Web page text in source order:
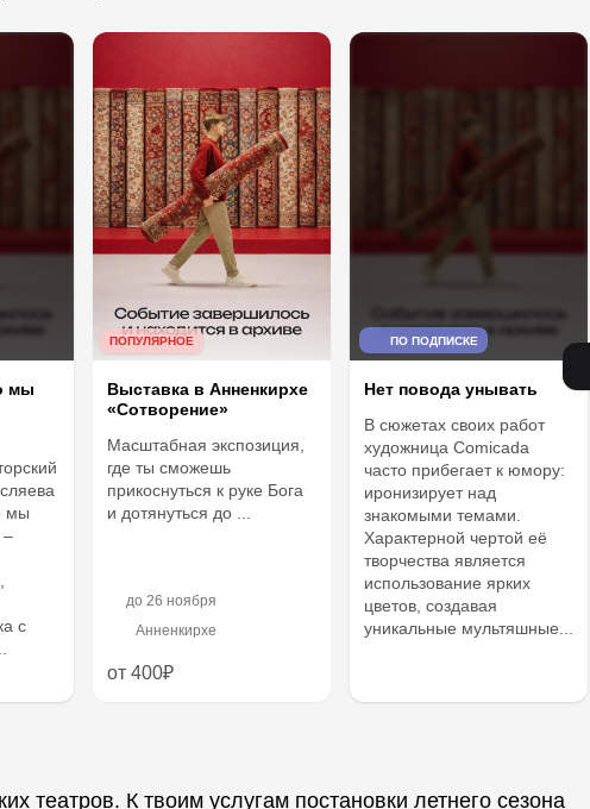
мы
мы
–
с
ПОПУЛЯРНОЕ
Выставка в Анненкирхе
«Сотворение»
Масштабная экспозиция,
где ты сможешь
прикоснуться к руке Бога
и дотянуться до ...
до 26 ноября
Анненкирхе
от 400₽
ПО ПОДПИСКЕ
Нет повода унывать
В сюжетах своих работ
художница Сomicada
часто прибегает к юмору:
иронизирует над
знакомыми темами.
Характерной чертой её
творчества является
использование ярких
цветов, создавая
уникальные мультяшные...
театров. К твоим услугам постановки летнего сезона